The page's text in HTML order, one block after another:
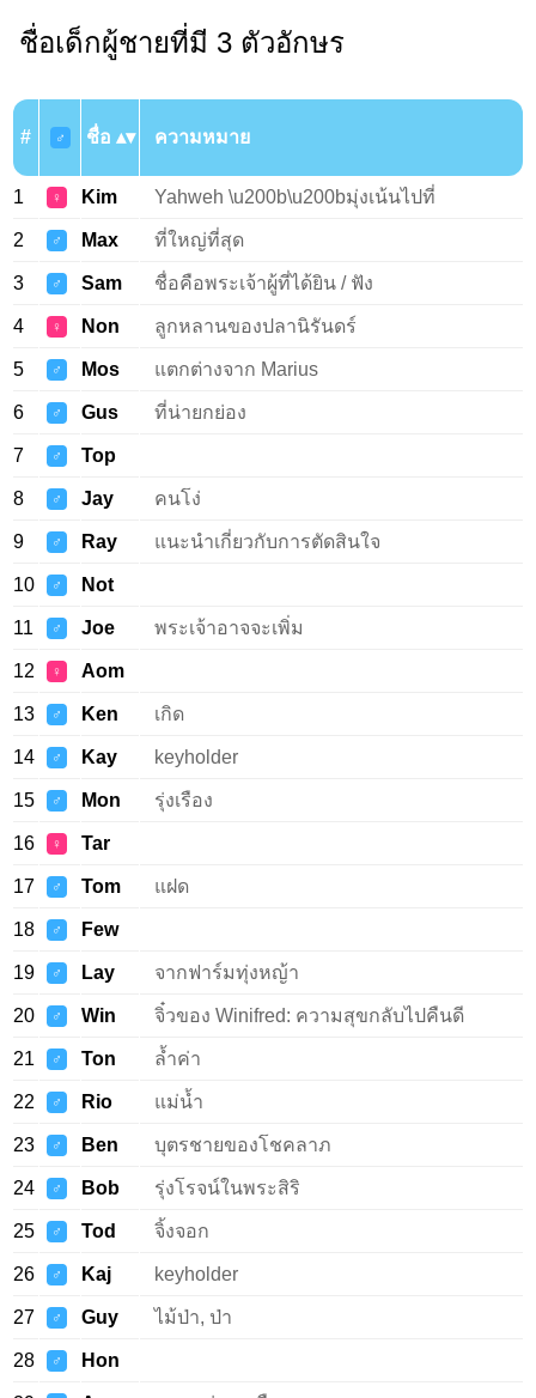
ชื่อเด็กผู้ชายที่มี 3 ตัวอักษร
# ♂ ชื่อ ความหมาย
1 ♀ Kim Yahweh \u200b\u200bมุ่งเน้นไปที่
2 ♂ Max ที่ใหญ่ที่สุด
3 ♂ Sam ชื่อคือพระเจ้าผู้ที่ได้ยิน / ฟัง
4 ♀ Non ลูกหลานของปลานิรันดร์
5 ♂ Mos แตกต่างจาก Marius
6 ♂ Gus ที่น่ายกย่อง
7 ♂ Top
8 ♂ Jay คนโง่
9 ♂ Ray แนะนำเกี่ยวกับการตัดสินใจ
10 ♂ Not
11 ♂ Joe พระเจ้าอาจจะเพิ่ม
12 ♀ Aom
13 ♂ Ken เกิด
14 ♂ Kay keyholder
15 ♂ Mon รุ่งเรือง
16 ♀ Tar
17 ♂ Tom แฝด
18 ♂ Few
19 ♂ Lay จากฟาร์มทุ่งหญ้า
20 ♂ Win จิ๋วของ Winifred: ความสุขกลับไปคืนดี
21 ♂ Ton ล้ำค่า
22 ♂ Rio แม่น้ำ
23 ♂ Ben บุตรชายของโชคลาภ
24 ♂ Bob รุ่งโรจน์ในพระสิริ
25 ♂ Tod จิ้งจอก
26 ♂ Kaj keyholder
27 ♂ Guy ไม้ป่า, ป่า
28 ♂ Hon